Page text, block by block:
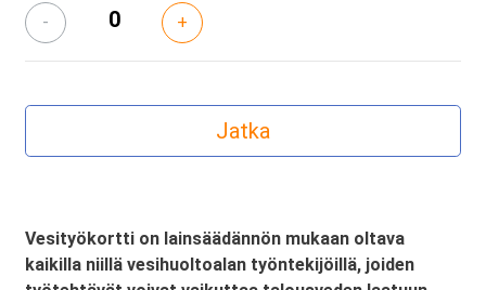
- +
Vesityökortti on lainsäädännön mukaan oltava
kaikilla niillä vesihuoltoalan työntekijöillä, joiden